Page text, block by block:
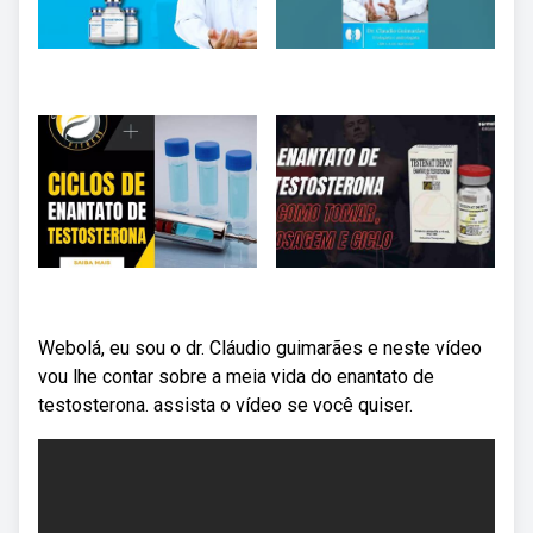
Webolá, eu sou o dr. Cláudio guimarães e neste vídeo
vou lhe contar sobre a meia vida do enantato de
testosterona. assista o vídeo se você quiser.